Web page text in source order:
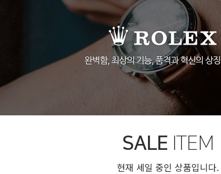
SALE ITEM
현재 세일 중인 상품입니다.